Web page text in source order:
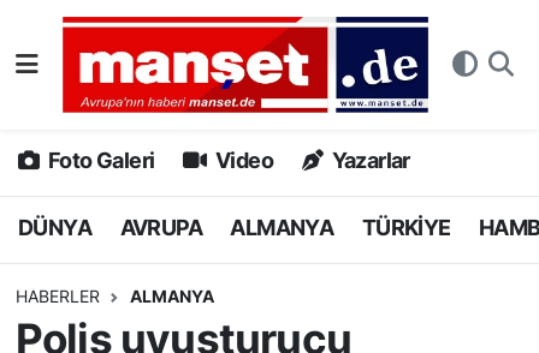
Foto Galeri Video Yazarlar
DÜNYA AVRUPA ALMANYA TÜRKİYE
HABERLER ALMANYA
Polis uyuşturucu
DÜNYA
AVRUPA
ALMANYA
HAMBURG
Nöbetçi Eczaneler
Hava Durumu
Namaz Vakitleri
Puan Durumu ve Fikstür